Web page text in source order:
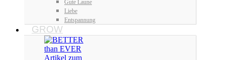
Gute Laune
Liebe
Entspannung
GROW